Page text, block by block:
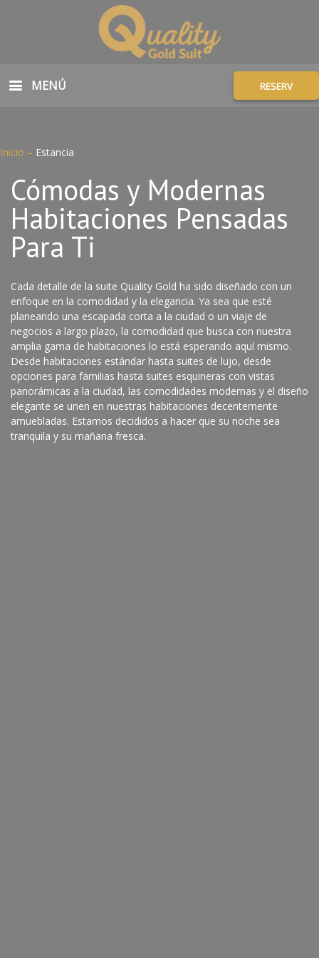
MENÚ RESERV
Inicio – Estancia
Cómodas y Modernas
Habitaciones Pensadas
Para Ti
Cada detalle de la suite Quality Gold ha sido diseñado con un
enfoque en la comodidad y la elegancia. Ya sea que esté
planeando una escapada corta a la ciudad o un viaje de
negocios a largo plazo, la comodidad que busca con nuestra
amplia gama de habitaciones lo está esperando aquí mismo.
Desde habitaciones estándar hasta suites de lujo, desde
opciones para familias hasta suites esquineras con vistas
panorámicas a la ciudad, las comodidades modernas y el diseño
elegante se unen en nuestras habitaciones decentemente
amuebladas. Estamos decididos a hacer que su noche sea
tranquila y su mañana fresca.